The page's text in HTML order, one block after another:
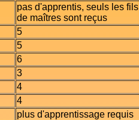
pas d'apprentis, seuls les fils
de maîtres sont reçus
5
5
6
3
4
4
plus d'apprentissage requis